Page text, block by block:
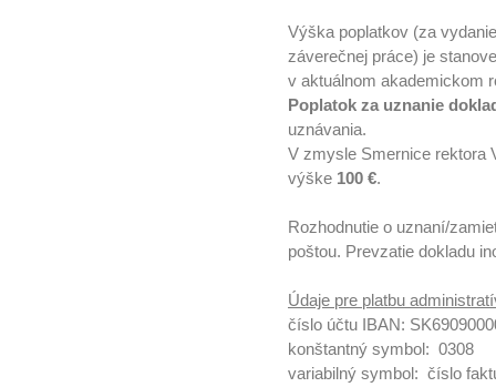
Výška poplatkov (za
záverečnej práce) je
v aktuálnom akademickom
Poplatok za uznanie
uznávania.
V zmysle Smernice rektora
výške 100 €.
Rozhodnutie o uznaní/
poštou. Prevzatie dokladu
Údaje pre platbu
číslo účtu IBAN:
konštantný symbol: 0308
variabilný symbol: číslo